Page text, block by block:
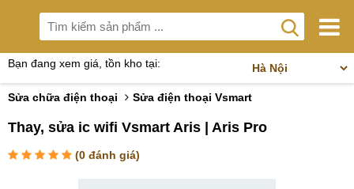
Bạn đang xem giá, tồn kho tại:
Sửa chữa điện thoại Sửa điện thoại Vsmart
Thay, sửa ic wifi Vsmart Aris | Aris Pro
(0 đánh giá)